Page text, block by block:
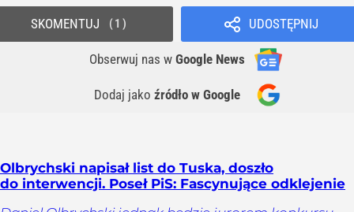
UDOSTĘPNIJ
Obserwuj nas w Google News
Dodaj jako źródło w Google
SKOMENTUJ 1
Olbrychski napisał list do Tuska, doszło
do interwencji. Poseł PiS: Fascynujące odklejenie